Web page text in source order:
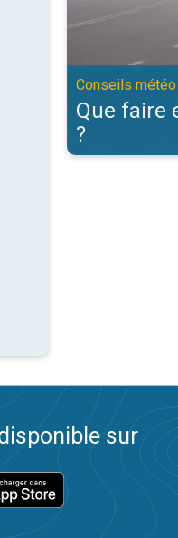
Conseils météo
Que faire
?
sur